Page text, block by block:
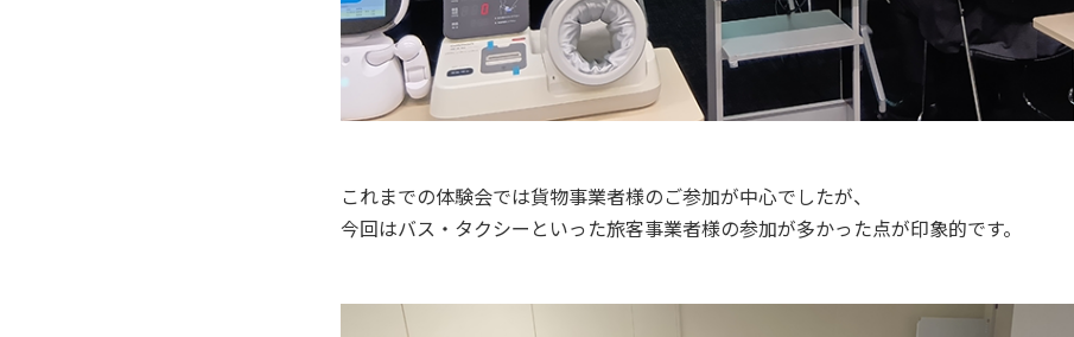
これまでの体験会では貨物事業者様のご参加が中心でしたが、
今回はバス・タクシーといった旅客事業者様の参加が多かった点が印象的です。